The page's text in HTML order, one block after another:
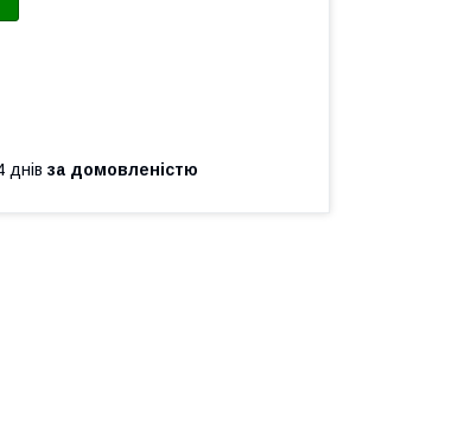
днів за домовленістю